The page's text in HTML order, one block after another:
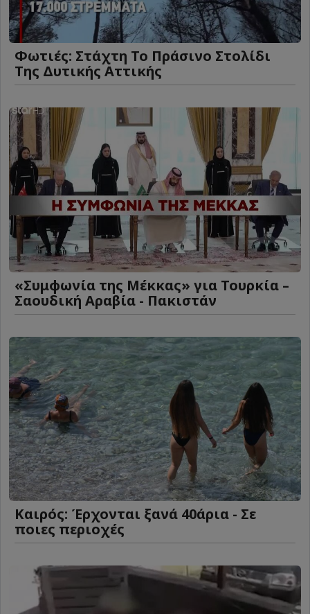
Φωτιές: Στάχτη Το Πράσινο Στολίδι
Της Δυτικής Αττικής
«Συμφωνία της Μέκκας» για Τουρκία –
Σαουδική Αραβία - Πακιστάν
Καιρός: Έρχονται ξανά 40άρια - Σε
ποιες περιοχές